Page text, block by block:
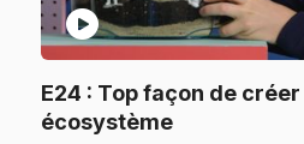
play_circle
E24 : Top façon de
écosystème.